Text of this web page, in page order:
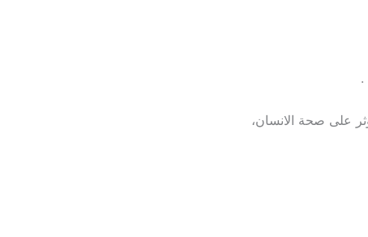
.
على صحة الانسان،